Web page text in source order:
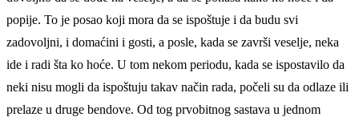
popije. To je posao koji mora da se ispoštuje i da budu svi
zadovoljni, i domaćini i gosti, a posle, kada se završi veselje, neka
ide i radi šta ko hoće. U tom nekom periodu, kada se ispostavilo da
neki nisu mogli da ispoštuju takav način rada, počeli su da odlaze ili
prelaze u druge bendove. Od tog prvobitnog sastava u jednom